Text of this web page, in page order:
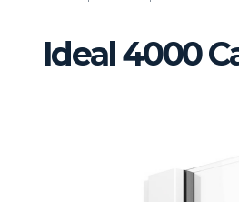
Ideal 4000